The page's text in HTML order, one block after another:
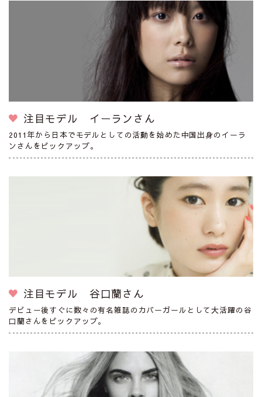
注目モデル イーランさん
2011年から日本でモデルとしての活動を始めた中国出身のイーラ
ンさんをピックアップ。
注目モデル 谷口蘭さん
デビュー後すぐに数々の有名雑誌のカバーガールとして大活躍の谷
口蘭さんをピックアップ。